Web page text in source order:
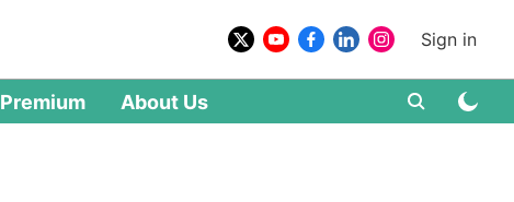
Sign in
Premium About Us